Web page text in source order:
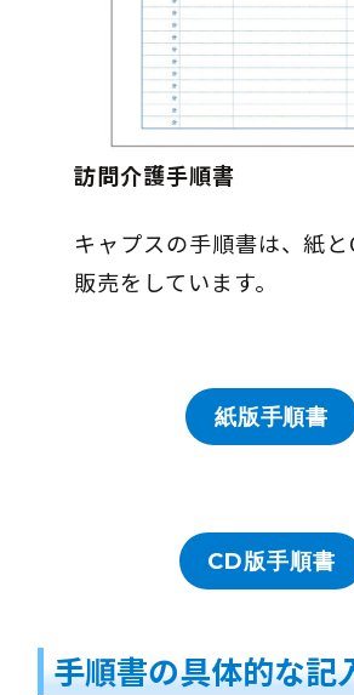
訪問介護手順書
キャプスの手順書は、紙
販売をしています。
紙版手順書
CD版手順書
手順書の具体的な記